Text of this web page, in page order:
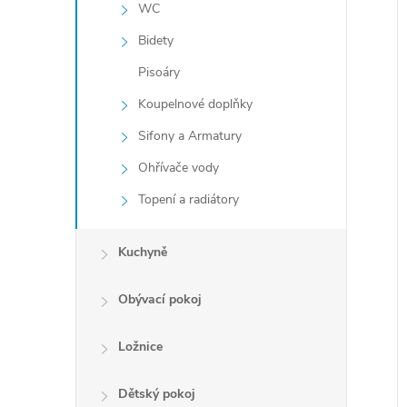
WC
Bidety
Pisoáry
Koupelnové doplňky
Sifony a Armatury
Ohřívače vody
Topení a radiátory
Kuchyně
Obývací pokoj
Ložnice
Dětský pokoj